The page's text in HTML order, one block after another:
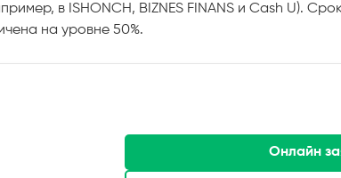
в ISHONCH, BIZNES FINANS и Cash U).
на уровне 50%.
Онлайн